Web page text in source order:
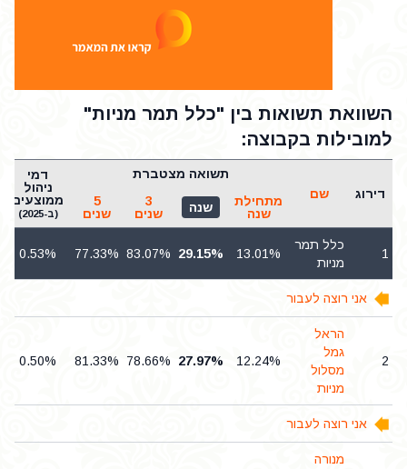
השוואת תשואות בין "כלל תמר מניות"
למובילות בקבוצה:
דירוג שם
תשואה מצטברת
דמי
ניהול
ממוצעים
(ב-2025)
מתחילת
שנה
שנה
3
שנים
5
שנים
1
כלל תמר
מניות
13.01%
29.15%
83.07%
77.33%
0.53%
אני רוצה לעבור
2
הראל
גמל
מסלול
מניות
12.24%
27.97%
78.66%
81.33%
0.50%
אני רוצה לעבור
מנורה